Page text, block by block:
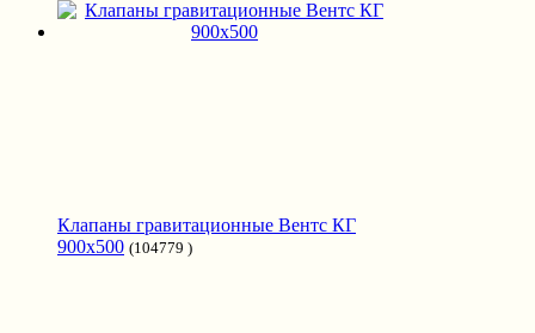
Клапаны гравитационные Вентс КГ
900x500 (104779 )